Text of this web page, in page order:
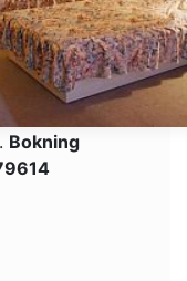
Bokning